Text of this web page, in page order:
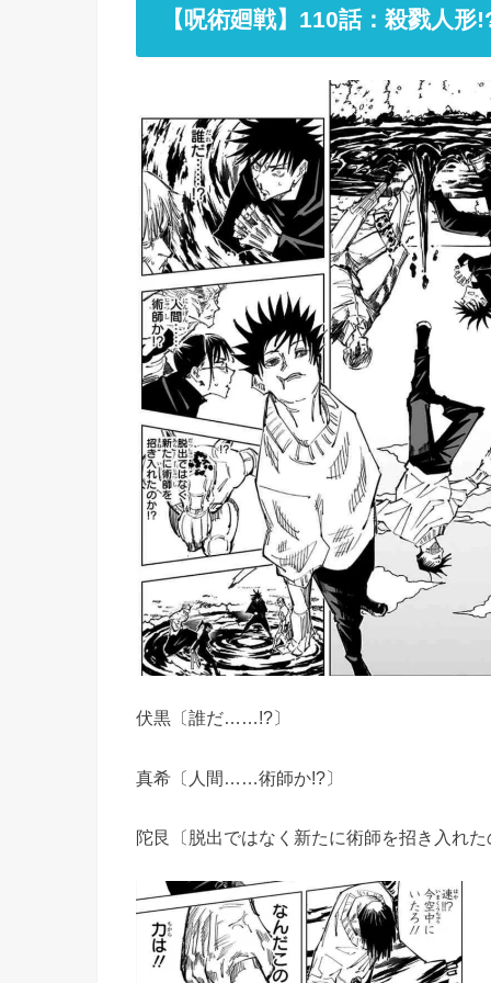
【呪術廻戦】110話：殺戮人形
伏黒〔誰だ……!?〕
真希〔人間……術師か!?〕
陀艮〔脱出ではなく新たに術師を招き入れた